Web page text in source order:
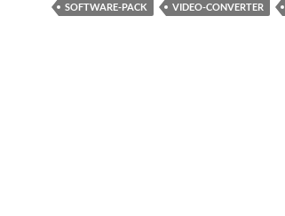
SOFTWARE-PACK
VIDEO-CONVERTER